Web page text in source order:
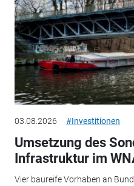
03.08.2026 #Investitionen
Umsetzung des
Infrastruktur im
Vier baureife Vorhaben an